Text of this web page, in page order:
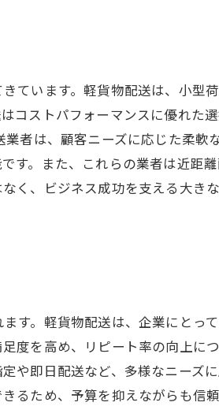
の選び方ガイド
ています。軽貨物配送は、小型
コストパフォーマンスに優れた
者は、顧客ニーズに応じた柔軟
す。また、これらの業者は近距
く、ビジネス成功を支える大き
す。軽貨物配送は、企業にとっ
度を高め、リピート率の向上に
や即日配送など、多様なニーズ
るため、予算を抑えながらも信